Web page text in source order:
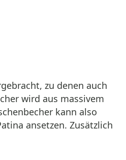
zu denen auch
wird aus massivem
kann also
ansetzen. Zusätzlich